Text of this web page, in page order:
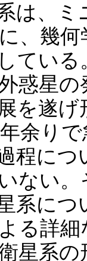
は、ミ
、幾何
ている
惑星
を遂
余り
程に
ない
系につ
る詳
星系の